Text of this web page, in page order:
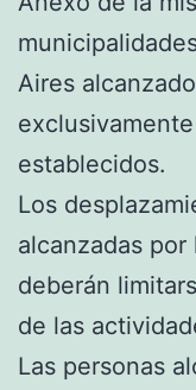
Aires
establecidos.
Los
alcanzadas
deberán
de las
Las personas